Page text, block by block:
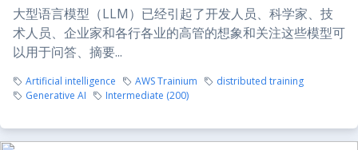
大型语言模型（LLM）已经引起了开发人员、科学家、技
术人员、企业家和各行各业的高管的想象和关注这些模型可
以用于问答、摘要...
Artificial intelligence AWS Trainium
distributed training
Generative AI
Intermediate (200)